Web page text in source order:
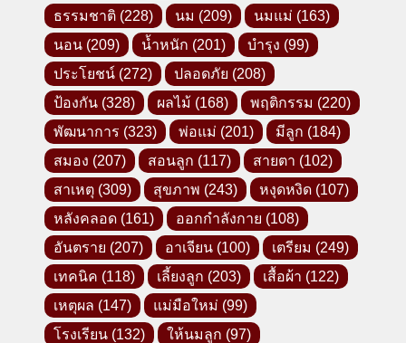
ธรรมชาติ (228) นม (209) นมแม่ (163)
นอน (209) น้ำหนัก (201) บำรุง (99)
ประโยชน์ (272) ปลอดภัย (208)
ป้องกัน (328) ผลไม้ (168) พฤติกรรม (220)
พัฒนาการ (323) พ่อแม่ (201) มีลูก (184)
สมอง (207) สอนลูก (117) สายตา (102)
สาเหตุ (309) สุขภาพ (243) หงุดหงิด (107)
หลังคลอด (161) ออกกำลังกาย (108)
อันตราย (207) อาเจียน (100) เตรียม (249)
เทคนิค (118) เลี้ยงลูก (203) เสื้อผ้า (122)
เหตุผล (147) แม่มือใหม่ (99)
โรงเรียน (132) ให้นมลูก (97)